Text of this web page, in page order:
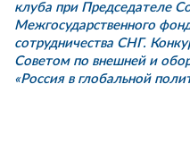
клуба при Председателе
Межгосударственного
сотрудничества СНГ.
Советом по внешней и
«Россия в глобальной